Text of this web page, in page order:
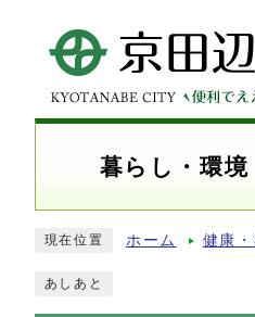
暮らし・環境
現在位置 ホーム 健康・
あしあと